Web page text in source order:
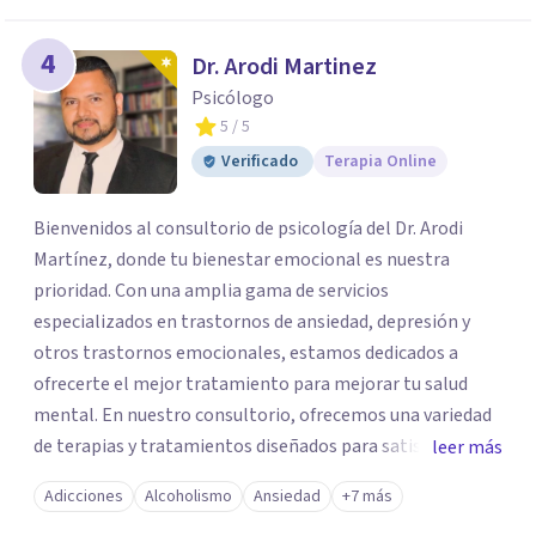
4 Dr. Arodi Martinez
Psicólogo
5 / 5
Verificado
Terapia Online
Bienvenidos al consultorio de psicología del Dr. Arodi
Martínez, donde tu bienestar emocional es nuestra
prioridad. Con una amplia gama de servicios
especializados en trastornos de ansiedad, depresión y
otros trastornos emocionales, estamos dedicados a
ofrecerte el mejor tratamiento para mejorar tu salud
mental. En nuestro consultorio, ofrecemos una variedad
de terapias y tratamientos diseñados para satisfacer tus
necesidades específicas: Terapia para Trastornos de
Ansiedad y Depresión: Somos expertos en el tratamiento
leer más
Adicciones Alcoholismo Ansiedad +7 más